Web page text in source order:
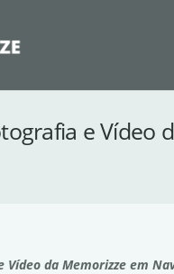
e Vídeo
Vídeo da Memorizze em